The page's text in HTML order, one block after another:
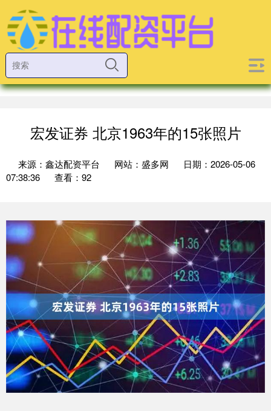
宏发证券 北京1963年的15张照片
来源：鑫达配资平台 网站：盛多网
日期：2026-05-06
07:38:36
查看：92